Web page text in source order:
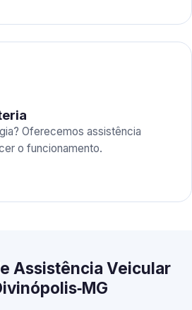
Oferecemos assistência
o funcionamento.
Assistência Veicular